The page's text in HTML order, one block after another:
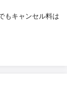
もキャンセル料は